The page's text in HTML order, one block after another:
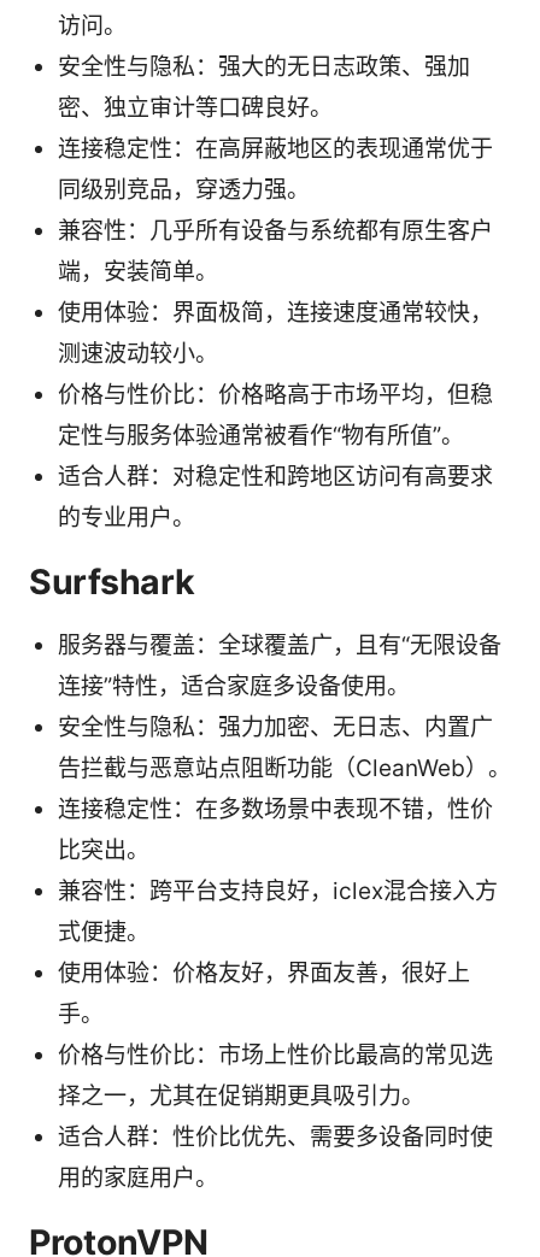
访问。
安全性与隐私：强大的无日志政策、强加
密、独立审计等口碑良好。
连接稳定性：在高屏蔽地区的表现通常优于
同级别竞品，穿透力强。
兼容性：几乎所有设备与系统都有原生客户
端，安装简单。
使用体验：界面极简，连接速度通常较快，
测速波动较小。
价格与性价比：价格略高于市场平均，但稳
定性与服务体验通常被看作“物有所值”。
适合人群：对稳定性和跨地区访问有高要求
的专业用户。
Surfshark
服务器与覆盖：全球覆盖广，且有“无限设备
连接”特性，适合家庭多设备使用。
安全性与隐私：强力加密、无日志、内置广
告拦截与恶意站点阻断功能（CleanWeb）。
连接稳定性：在多数场景中表现不错，性价
比突出。
兼容性：跨平台支持良好，iclex混合接入方
式便捷。
使用体验：价格友好，界面友善，很好上
手。
价格与性价比：市场上性价比最高的常见选
择之一，尤其在促销期更具吸引力。
适合人群：性价比优先、需要多设备同时使
用的家庭用户。
ProtonVPN